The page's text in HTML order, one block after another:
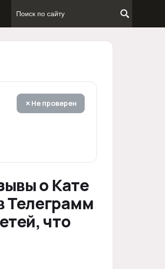
Не проверен
о Кате
Телеграмм
что